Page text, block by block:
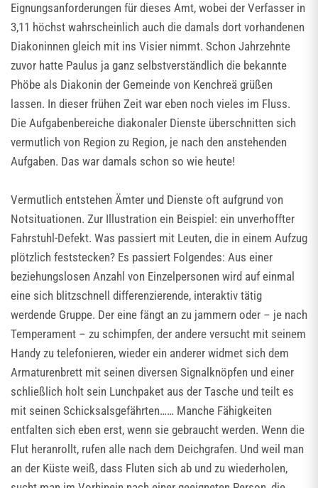
Eignungsanforderungen für dieses Amt, wobei der Verfasser in
3,11 höchst wahrscheinlich auch die damals dort vorhandenen
Diakoninnen gleich mit ins Visier nimmt. Schon Jahrzehnte
zuvor hatte Paulus ja ganz selbstverständlich die bekannte
Phöbe als Diakonin der Gemeinde von Kenchreä grüßen
lassen. In dieser frühen Zeit war eben noch vieles im Fluss.
Die Aufgabenbereiche diakonaler Dienste überschnitten sich
vermutlich von Region zu Region, je nach den anstehenden
Aufgaben. Das war damals schon so wie heute!
Vermutlich entstehen Ämter und Dienste oft aufgrund von
Notsituationen. Zur Illustration ein Beispiel: ein unverhoffter
Fahrstuhl-Defekt. Was passiert mit Leuten, die in einem Aufzug
plötzlich feststecken? Es passiert Folgendes: Aus einer
beziehungslosen Anzahl von Einzelpersonen wird auf einmal
eine sich blitzschnell differenzierende, interaktiv tätig
werdende Gruppe. Der eine fängt an zu jammern oder – je nach
Temperament – zu schimpfen, der andere versucht mit seinem
Handy zu telefonieren, wieder ein anderer widmet sich dem
Armaturenbrett mit seinen diversen Signalknöpfen und einer
schließlich holt sein Lunchpaket aus der Tasche und teilt es
mit seinen Schicksalsgefährten…… Manche Fähigkeiten
entfalten sich eben erst, wenn sie gebraucht werden. Wenn die
Flut heranrollt, rufen alle nach dem Deichgrafen. Und weil man
an der Küste weiß, dass Fluten sich ab und zu wiederholen,